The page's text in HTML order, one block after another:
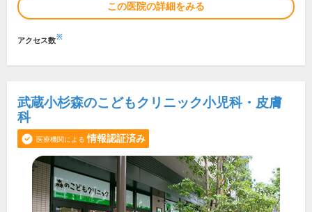
この医院の詳細をみる
アクセス数※
武蔵小杉森のこどもクリニック小児科・皮膚
科
医療機関による 情報認証済み